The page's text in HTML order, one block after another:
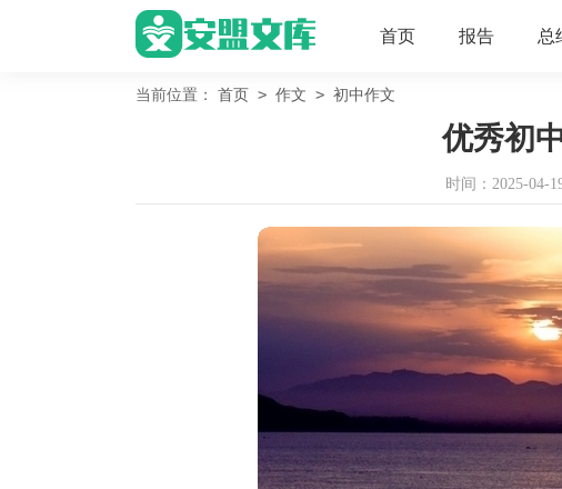
首页 报告 总
当前位置： 首页 > 作文 > 初中作文
优秀初
时间：2025-04-